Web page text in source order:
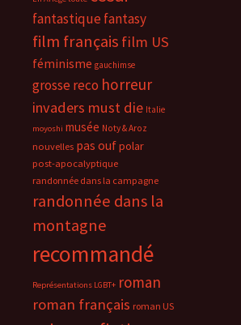
fantastiquefantasy
film français film US
féminisme gauchimse
grosse reco horreur
invaders must die Italie
moyoshi musée Noty & Aroz
nouvelles pas oufpolar
post-apocalyptique
randonnée dans la campagne
randonnée dans la
montagne
recommandé
Représentations LGBT+ roman
roman français roman US